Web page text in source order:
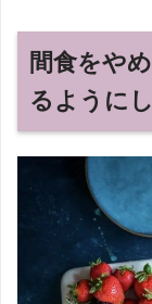
間食をや
るように